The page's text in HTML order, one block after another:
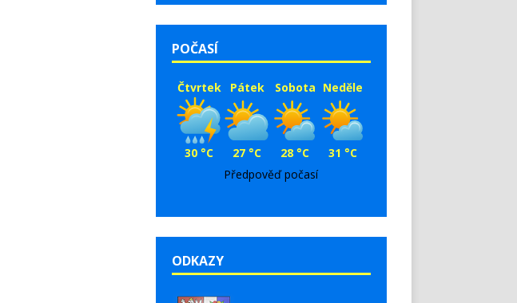
POČASÍ
Čtvrtek
30 °C
Pátek
27 °C
Sobota
28 °C
Neděle
31 °C
Předpověď počasí
ODKAZY